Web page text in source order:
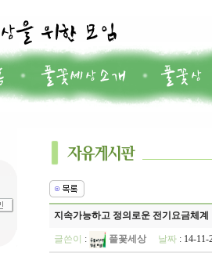
지속가능하고 정의로운 전기요금체
글쓴이 : 풀꽃세상 날짜: 14-